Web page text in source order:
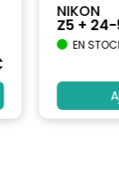
NIKON
Z5 +
EN